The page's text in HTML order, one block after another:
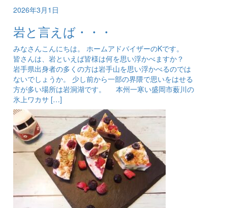
2026年3月1日
岩と言えば・・・
みなさんこんにちは。 ホームアドバイザーのKです。
皆さんは、岩といえば皆様は何を思い浮かべますか？
岩手県出身者の多くの方は岩手山を思い浮かべるのでは
ないでしょうか。 少し前から一部の界隈で思いをはせる
方が多い場所は岩洞湖です。 本州一寒い盛岡市薮川の
氷上ワカサ […]